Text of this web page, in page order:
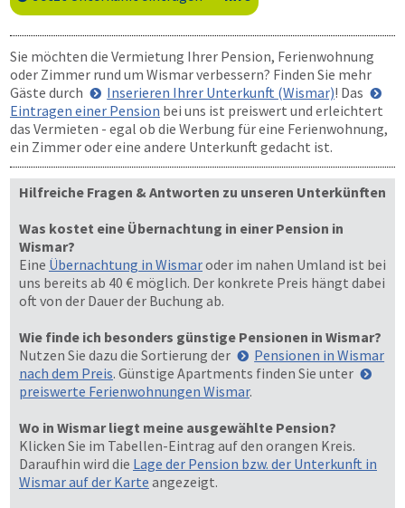
Sie möchten die Vermietung Ihrer Pension, Ferienwohnung
oder Zimmer rund um Wismar verbessern? Finden Sie mehr
Gäste durch
Inserieren Ihrer Unterkunft (Wismar)! Das
Eintragen einer Pension bei uns ist preiswert und erleichtert
das Vermieten - egal ob die Werbung für eine Ferienwohnung,
ein Zimmer oder eine andere Unterkunft gedacht ist.
Hilfreiche Fragen & Antworten zu unseren Unterkünften
Was kostet eine Übernachtung in einer Pension in
Wismar?
Eine Übernachtung in Wismaroder im nahen Umland ist bei
uns bereits ab 40 € möglich. Der konkrete Preis hängt dabei
oft von der Dauer der Buchung ab.
Wie finde ich besonders günstige Pensionen in Wismar?
Nutzen Sie dazu die Sortierung der
Pensionen in Wismar
nach dem Preis. Günstige Apartments finden Sie unter
preiswerte Ferienwohnungen Wismar.
Wo in Wismar liegt meine ausgewählte Pension?
Klicken Sie im Tabellen-Eintrag auf den orangen Kreis.
Daraufhin wird die Lage der Pension bzw. der Unterkunft in
Wismar auf der Karte angezeigt.